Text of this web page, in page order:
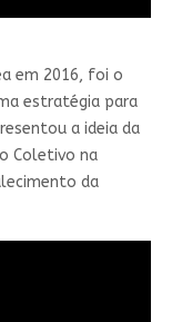
em 2016, foi o
estratégia para
a ideia da
Coletivo na
da